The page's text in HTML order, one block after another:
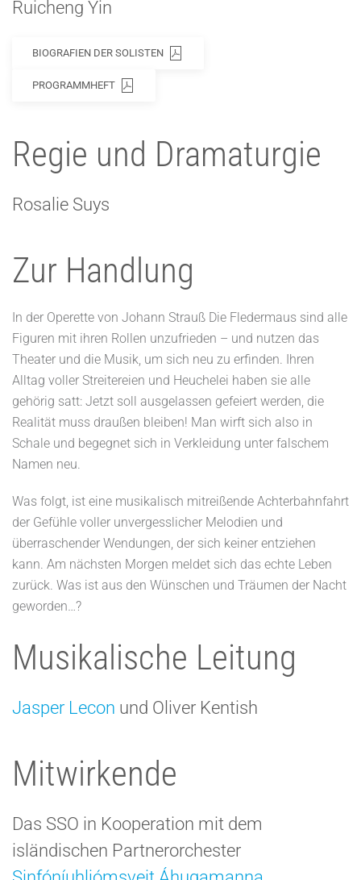
Ruicheng Yin
BIOGRAFIEN DER SOLISTEN
PROGRAMMHEFT
Regie und Dramaturgie
Rosalie Suys
Zur Handlung
In der Operette von Johann Strauß Die Fledermaus sind alle
Figuren mit ihren Rollen unzufrieden – und nutzen das
Theater und die Musik, um sich neu zu erfinden. Ihren
Alltag voller Streitereien und Heuchelei haben sie alle
gehörig satt: Jetzt soll ausgelassen gefeiert werden, die
Realität muss draußen bleiben! Man wirft sich also in
Schale und begegnet sich in Verkleidung unter falschem
Namen neu.
Was folgt, ist eine musikalisch mitreißende Achterbahnfahrt
der Gefühle voller unvergesslicher Melodien und
überraschender Wendungen, der sich keiner entziehen
kann. Am nächsten Morgen meldet sich das echte Leben
zurück. Was ist aus den Wünschen und Träumen der Nacht
geworden…?
Musikalische Leitung
Jasper Lecon und Oliver Kentish
Mitwirkende
Das SSO in Kooperation mit dem
isländischen Partnerorchester